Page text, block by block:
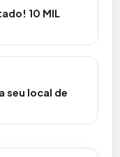
10 MIL
seu local de